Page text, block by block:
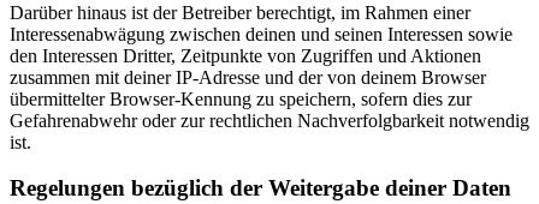
Darüber hinaus ist der Betreiber berechtigt, im Rahmen einer
Interessenabwägung zwischen deinen und seinen Interessen sowie
den Interessen Dritter, Zeitpunkte von Zugriffen und Aktionen
zusammen mit deiner IP-Adresse und der von deinem Browser
übermittelter Browser-Kennung zu speichern, sofern dies zur
Gefahrenabwehr oder zur rechtlichen Nachverfolgbarkeit notwendig
ist.
Regelungen bezüglich der Weitergabe deiner Daten